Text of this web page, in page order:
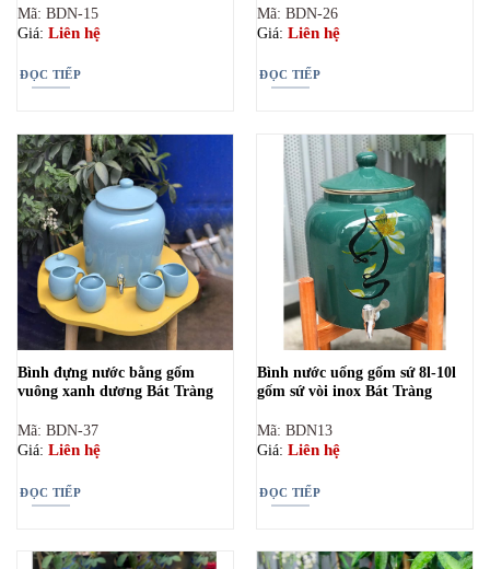
Mã: BDN-15
Giá: Liên hệ
ĐỌC TIẾP
Mã: BDN-26
Giá: Liên hệ
ĐỌC TIẾP
Bình đựng nước bằng gốm
vuông xanh dương Bát Tràng
Mã: BDN-37
Giá: Liên hệ
ĐỌC TIẾP
Bình nước uống gốm sứ 8l-10l
gốm sứ vòi inox Bát Tràng
Mã: BDN13
Giá: Liên hệ
ĐỌC TIẾP